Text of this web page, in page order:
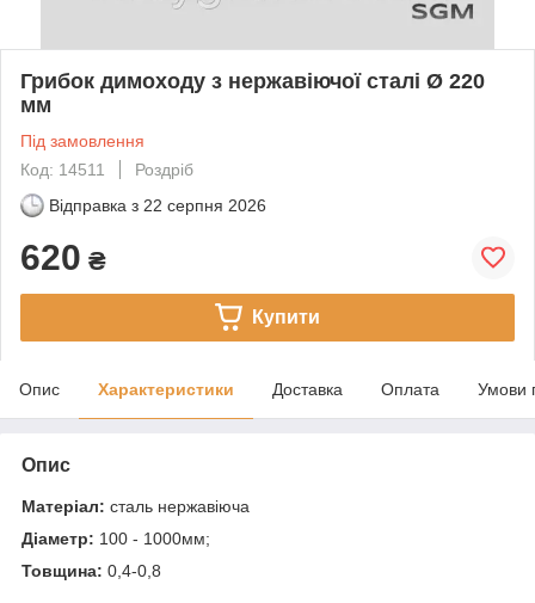
Грибок димоходу з нержавіючої сталі Ø 220
мм
Під замовлення
Код: 14511
Роздріб
Відправка з 22 серпня 2026
620 ₴
Купити
Опис Характеристики Доставка Оплата Умови
Опис
Матеріал: сталь нержавіюча
Діаметр: 100 - 1000мм;
Товщина: 0,4-0,8